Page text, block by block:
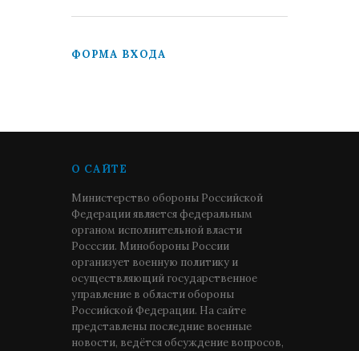
ФОРМА ВХОДА
О САЙТЕ
Министерство обороны Российской
Федерации является федеральным
органом исполнительной власти
Росссии. Минобороны России
организует военную политику и
осуществляющий государственное
управление в области обороны
Российской Федерации. На сайте
представлены последние военные
новости, ведётся обсуждение вопросов,